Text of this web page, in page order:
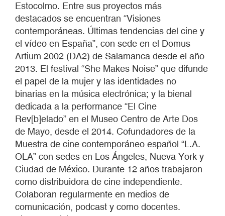
Estocolmo. Entre sus proyectos más
destacados se encuentran “Visiones
contemporáneas. Últimas tendencias del cine y
el vídeo en España”, con sede en el Domus
Artium 2002 (DA2) de Salamanca desde el año
2013. El festival “She Makes Noise” que difunde
el papel de la mujer y las identidades no
binarias en la música electrónica; y la bienal
dedicada a la performance “El Cine
Rev[b]elado” en el Museo Centro de Arte Dos
de Mayo, desde el 2014. Cofundadores de la
Muestra de cine contemporáneo español “L.A.
OLA” con sedes en Los Ángeles, Nueva York y
Ciudad de México. Durante 12 años trabajaron
como distribuidora de cine independiente.
Colaboran regularmente en medios de
comunicación, podcast y como docentes.